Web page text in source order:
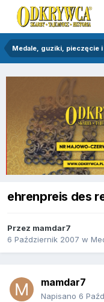
Medale, guziki, pieczęcie i
ehrenpreis des
Przez mamdar7
6 Październik 2007 w
mamdar7
Napisano 6